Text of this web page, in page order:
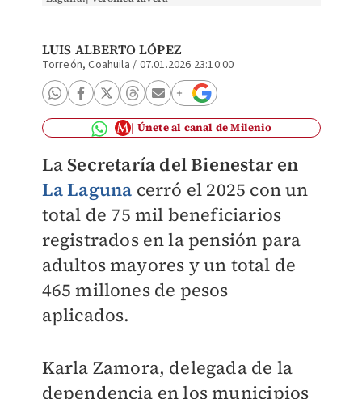
LUIS ALBERTO LÓPEZ
Torreón, Coahuila / 07.01.2026 23:10:00
Únete al canal de Milenio
La Secretaría del Bienestar en
La Laguna cerró el 2025 con un
total de 75 mil beneficiarios
registrados en la pensión para
adultos mayores y un total de
465 millones de pesos
aplicados.
Karla Zamora, delegada de la
dependencia en los municipios